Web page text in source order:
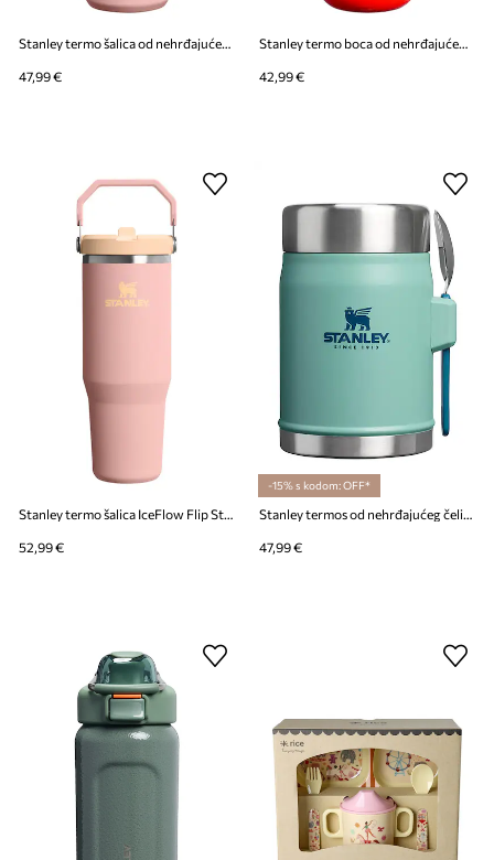
Stanley termo šalica od nehrđajućeg čelika IceFlow™ Flip Straw 0,59l
47,99 €
Stanley termo boca od nehrđajućeg čelika Classic Wellspring 0,47l
42,99 €
Stanley termo šalica IceFlow Flip Straw 0,89l
52,99 €
-15% s kodom: OFF*
Stanley termos od nehrđajućeg čelika Classic legendary 0,4l
47,99 €